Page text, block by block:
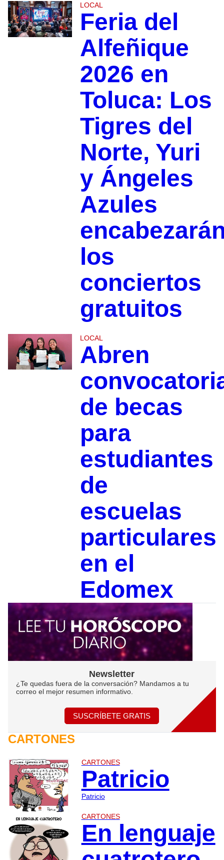
LOCAL
Feria del
Alfeñique
2026 en
Toluca: Los
Tigres del
Norte, Yuri
y Ángeles
Azules
los
conciertos
gratuitos
LOCAL
Abren
de becas
para
estudiantes
de
escuelas
particulares
en el
Edomex
Newsletter
¿Te quedas fuera de la conversación? Mandamos a tu
correo el mejor resumen informativo.
SUSCRÍBETE GRATIS
CARTONES
CARTONES
Patricio
Patricio
CARTONES
En lenguaje